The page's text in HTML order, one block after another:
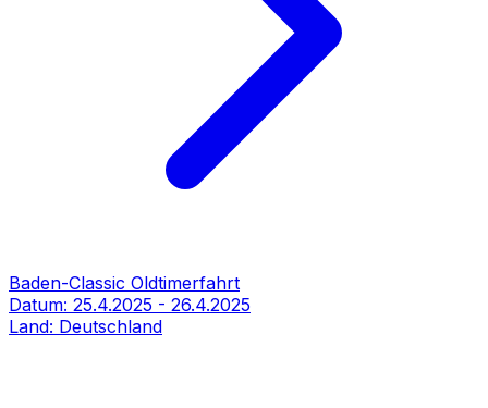
Baden-Classic Oldtimerfahrt
Datum: 25.4.2025 - 26.4.2025
Land: Deutschland